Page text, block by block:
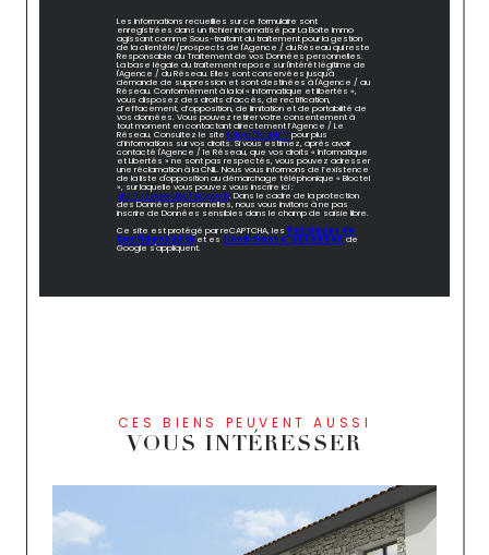
Les informations recueillies sur ce formulaire sont
enregistrées dans un fichier informatisé par La Boite Immo
agissant comme Sous-traitant du traitement pour la gestion
de la clientèle/prospects de l'Agence / du Réseau qui reste
Responsable du Traitement de vos Données personnelles.
La base légale du traitement repose sur l'intérêt légitime de
l'Agence / du Réseau. Elles sont conservées jusqu'à
demande de suppression et sont destinées à l'Agence / au
Réseau. Conformément à la loi « informatique et libertés »,
vous disposez des droits d’accès, de rectification,
d’effacement, d’opposition, de limitation et de portabilité de
vos données. Vous pouvez retirer votre consentement à
tout moment en contactant directement l’Agence / Le
Réseau. Consultez le sitehttps://cnil.fr/frpour plus
d’informations sur vos droits. Si vous estimez, après avoir
contacté l'Agence / le Réseau, que vos droits « Informatique
et Libertés » ne sont pas respectés, vous pouvez adresser
une réclamation à la CNIL. Nous vous informons de l’existence
de la liste d'opposition au démarchage téléphonique « Bloctel
», sur laquelle vous pouvez vous inscrire ici :
https://www.bloctel.gouv.fr. Dans le cadre de la protection
des Données personnelles, nous vous invitons à ne pas
inscrire de Données sensibles dans le champ de saisie libre.
Ce site est protégé par reCAPTCHA, lesPolitiques de
Confidentialitéet esConditions d'utilisationde
Google s'appliquent.
CES BIENS PEUVENT AUSSI
VOUS INTÉRESSER